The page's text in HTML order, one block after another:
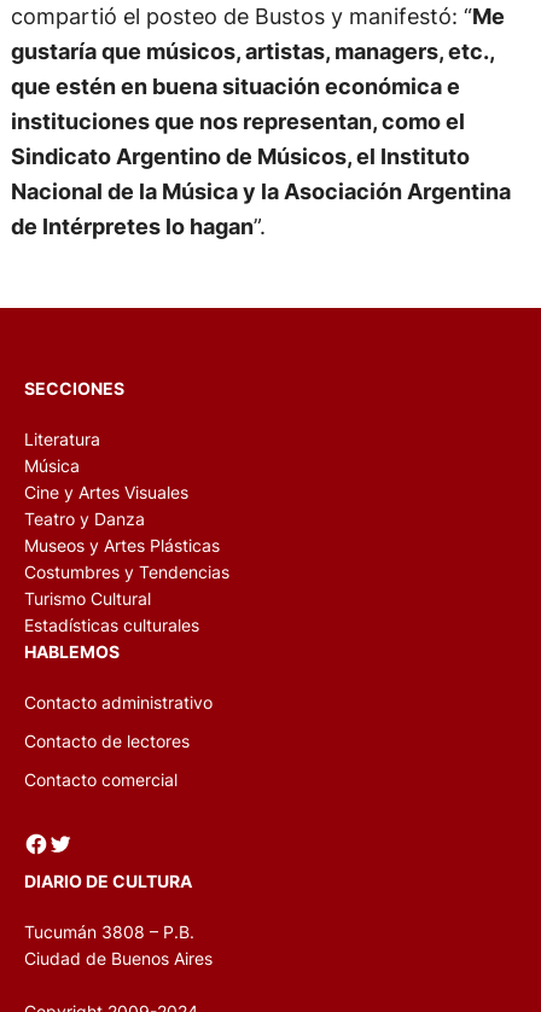
compartió el posteo de Bustos y manifestó: “Me
gustaría que músicos, artistas, managers, etc.,
que estén en buena situación económica e
instituciones que nos representan, como el
Sindicato Argentino de Músicos, el Instituto
Nacional de la Música y la Asociación Argentina
de Intérpretes lo hagan”.
SECCIONES
Literatura
Música
Cine y Artes Visuales
Teatro y Danza
Museos y Artes Plásticas
Costumbres y Tendencias
Turismo Cultural
Estadísticas culturales
HABLEMOS
Contacto administrativo
Contacto de lectores
Contacto comercial
Facebook Twitter
DIARIO DE CULTURA
Tucumán 3808 – P.B.
Ciudad de Buenos Aires